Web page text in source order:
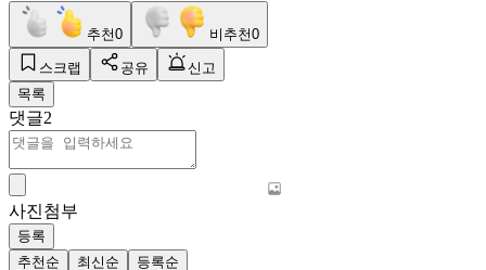
추천0 비추천0
스크랩 공유
신고
목록
댓글2
사진첨부
등록
추천순
최신순 등록순